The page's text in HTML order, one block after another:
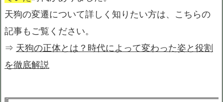
天狗の変遷について詳しく知りたい方は、こちらの
記事もご覧ください。
⇒ 天狗の正体とは？時代によって変わった姿と役割
を徹底解説